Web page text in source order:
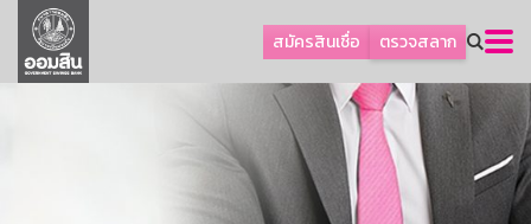
สมัครสินเชื่อ ตรวจสลาก
ลูกค้าธุรกิจ
ลูกค้าผู้ประกอบรายย่อย